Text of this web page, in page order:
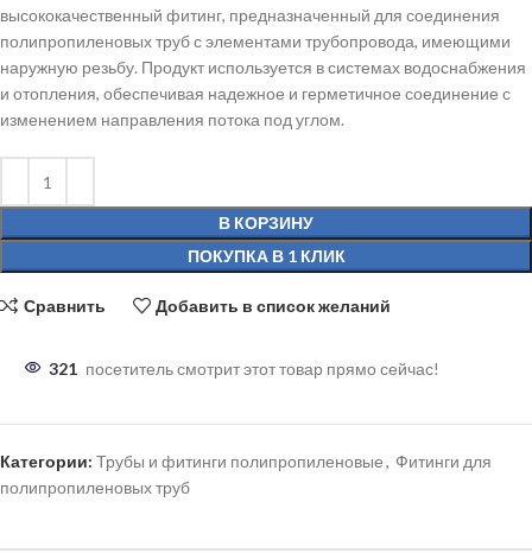
высококачественный фитинг, предназначенный для соединения
полипропиленовых труб с элементами трубопровода, имеющими
наружную резьбу. Продукт используется в системах водоснабжения
и отопления, обеспечивая надежное и герметичное соединение с
изменением направления потока под углом.
В КОРЗИНУ
ПОКУПКА В 1 КЛИК
Сравнить Добавить в список желаний
321 посетитель смотрит этот товар прямо сейчас!
Категории: Трубы и фитинги полипропиленовые, Фитинги для
полипропиленовых труб